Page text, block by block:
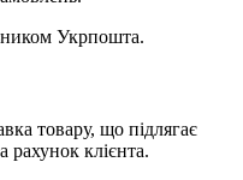
Укрпошта.
товару, що підлягає
рахунок клієнта.